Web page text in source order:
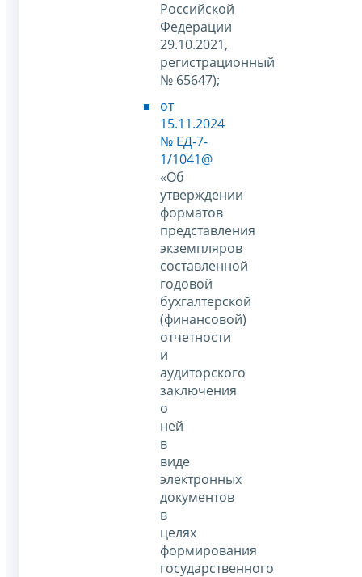
Российской
Федерации
29.10.2021,
регистрационный
№ 65647);
от
15.11.2024
№ ЕД-7-
1/1041@
«Об
утверждении
форматов
представления
экземпляров
составленной
годовой
бухгалтерской
(финансовой)
отчетности
и
аудиторского
заключения
о
ней
в
виде
электронных
документов
в
целях
формирования
государственного